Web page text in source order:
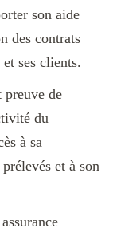
son aide
des contrats
ses clients.
preuve de
du
à sa
et à son